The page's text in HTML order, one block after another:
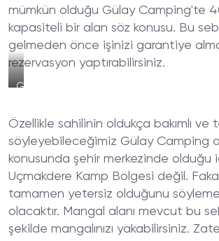
mümkün olduğu Gülay Camping'te
kapasiteli bir alan söz konusu. Bu
gelmeden önce işinizi garantiye
rezervasyon yaptırabilirsiniz.
Gülay
Özellikle sahilinin oldukça bakımlı ve
söyleyebileceğimiz Gülay Camping
konusunda şehir merkezinde olduğu
Uçmakdere Kamp Bölgesi değil.
tamamen yetersiz olduğunu
olacaktır. Mangal alanı mevcut bu
şekilde mangalınızı yakabilirsiniz.